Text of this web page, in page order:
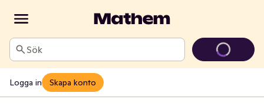
Sök
Logga in Skapa konto